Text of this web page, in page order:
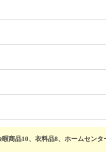
暇商品10、衣料品8、ホームセン